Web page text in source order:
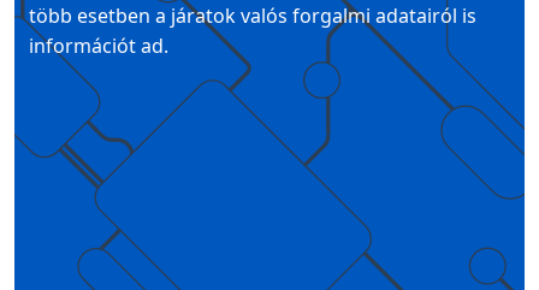
több esetben a járatok valós forgalmi adatairól is
információt ad.